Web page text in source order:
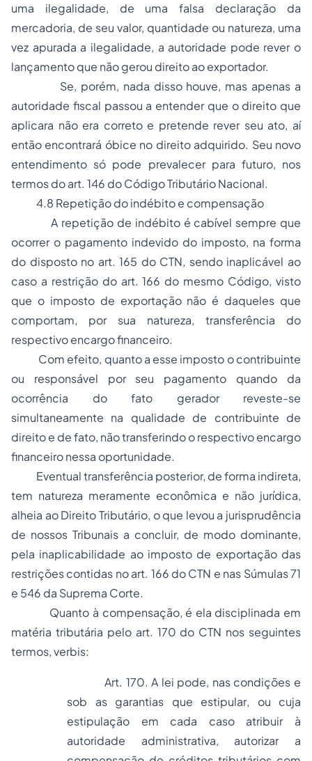
uma ilegalidade, de uma falsa declaração da
mercadoria, de seu valor, quantidade ou natureza, uma
vez apurada a ilegalidade, a autoridade pode rever o
lançamento que não gerou direito ao exportador.
Se, porém, nada disso houve, mas apenas a
autoridade fiscal passou a entender que o direito que
aplicara não era correto e pretende rever seu ato, aí
então encontrará óbice no direito adquirido. Seu novo
entendimento só pode prevalecer para futuro, nos
termos do art. 146 do Código Tributário Nacional.
4.8 Repetição do indébito e compensação
A repetição de indébito é cabível sempre que
ocorrer o pagamento indevido do imposto, na forma
do disposto no art. 165 do CTN, sendo inaplicável ao
caso a restrição do art. 166 do mesmo Código, visto
que o imposto de exportação não é daqueles que
comportam, por sua natureza, transferência do
respectivo encargo financeiro.
Com efeito, quanto a esse imposto o contribuinte
ou responsável por seu pagamento quando da
ocorrência do fato gerador reveste-se
simultaneamente na qualidade de contribuinte de
direito e de fato, não transferindo o respectivo encargo
financeiro nessa oportunidade.
Eventual transferência posterior, de forma indireta,
tem natureza meramente econômica e não jurídica,
alheia ao Direito Tributário, o que levou a jurisprudência
de nossos Tribunais a concluir, de modo dominante,
pela inaplicabilidade ao imposto de exportação das
restrições contidas no art. 166 do CTN e nas Súmulas 71
e 546 da Suprema Corte.
Quanto à compensação, é ela disciplinada em
matéria tributária pelo art. 170 do CTN nos seguintes
termos,verbis:
Art. 170. A lei pode, nas condições e
sob as garantias que estipular, ou cuja
estipulação em cada caso atribuir à
autoridade administrativa, autorizar a